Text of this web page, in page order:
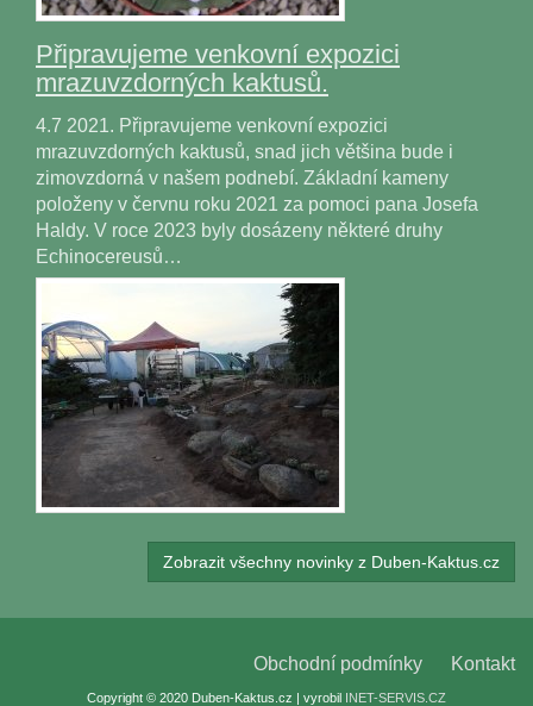
Připravujeme venkovní expozici
mrazuvzdorných kaktusů.
4.7 2021. Připravujeme venkovní expozici
mrazuvzdorných kaktusů, snad jich většina bude i
zimovzdorná v našem podnebí. Základní kameny
položeny v červnu roku 2021 za pomoci pana Josefa
Haldy. V roce 2023 byly dosázeny některé druhy
Echinocereusů…
Zobrazit všechny novinky z Duben-Kaktus.cz
Obchodní podmínky Kontakt
Copyright © 2020 Duben-Kaktus.cz | vyrobil INET-SERVIS.CZ